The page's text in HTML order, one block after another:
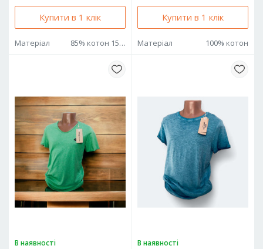
Купити в 1 клік
Матеріал 85% котон 15% віскоза
Купити в 1 клік
Матеріал 100% котон
В наявностi В наявностi